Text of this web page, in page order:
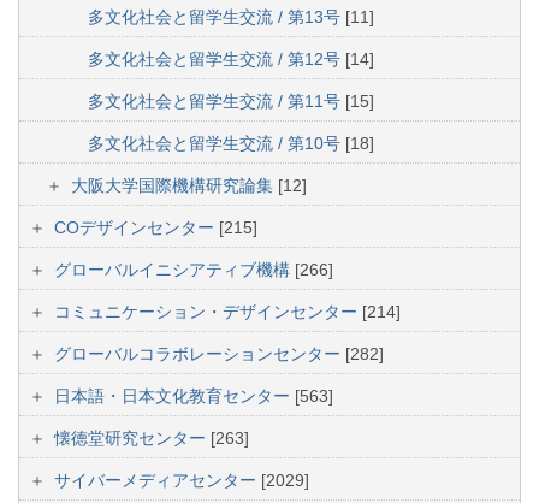
多文化社会と留学生交流 / 第13号 [11]
多文化社会と留学生交流 / 第12号 [14]
多文化社会と留学生交流 / 第11号 [15]
多文化社会と留学生交流 / 第10号 [18]
大阪大学国際機構研究論集 [12]
COデザインセンター [215]
グローバルイニシアティブ機構 [266]
コミュニケーション・デザインセンター [214]
グローバルコラボレーションセンター [282]
日本語・日本文化教育センター [563]
懐徳堂研究センター [263]
サイバーメディアセンター [2029]